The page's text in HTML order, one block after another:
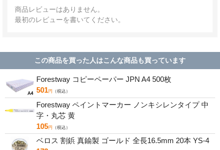
商品レビューはありません。
最初のレビューを書いてください。
この商品を買った人はこんな商品も買っています
Forestway コピーペーパー JPN A4 500枚
501円 （税込）
Forestway ペイントマーカー ノンキシレンタイプ 中
字・丸芯 黄
105円 （税込）
ベロス 割鋲 真鍮製 ゴールド 全長16.5mm 20本 YS-4